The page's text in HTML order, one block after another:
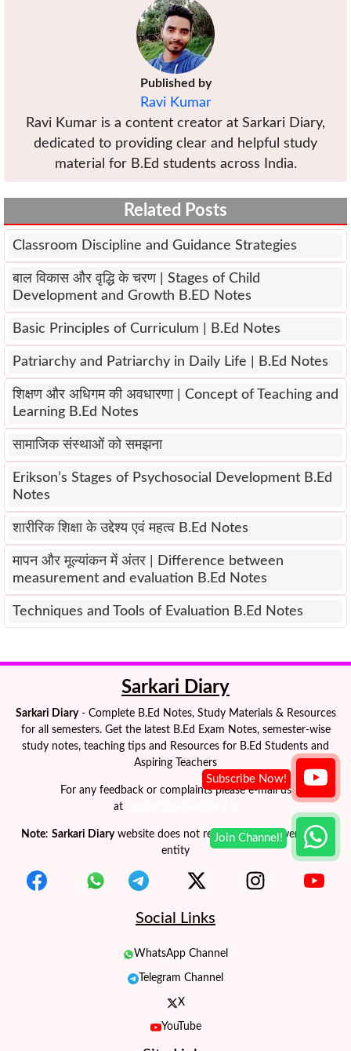
Published by
Ravi Kumar
Ravi Kumar is a content creator at Sarkari Diary,
dedicated to providing clear and helpful study
material for B.Ed students across India.
Related Posts
Classroom Discipline and Guidance Strategies
बाल विकास और वृद्धि के चरण | Stages of Child
Development and Growth B.ED Notes
Basic Principles of Curriculum | B.Ed Notes
Patriarchy and Patriarchy in Daily Life | B.Ed Notes
शिक्षण और अधिगम की अवधारणा | Concept of Teaching and
Learning B.Ed Notes
सामाजिक संस्थाओं को समझना
Erikson’s Stages of Psychosocial Development B.Ed
Notes
शारीरिक शिक्षा के उद्देश्य एवं महत्व B.Ed Notes
मापन और मूल्यांकन में अंतर | Difference between
measurement and evaluation B.Ed Notes
Techniques and Tools of Evaluation B.Ed Notes
Sarkari Diary
Sarkari Diary- Complete B.Ed Notes, Study Materials & Resources
for all semesters. Get the latest B.Ed Exam Notes, semester-wise
study notes, teaching tips and Resources for B.Ed Students and
Aspiring Teachers
For any feedback or complaints please e-mail us
at
Note: Sarkari Diarywebsite does not represent any government
entity
Social Links
WhatsApp Channel
Telegram Channel
X
YouTube